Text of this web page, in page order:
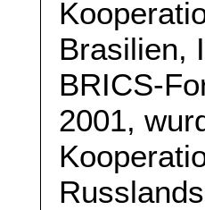
Brasilien,
BRICS-
2001,